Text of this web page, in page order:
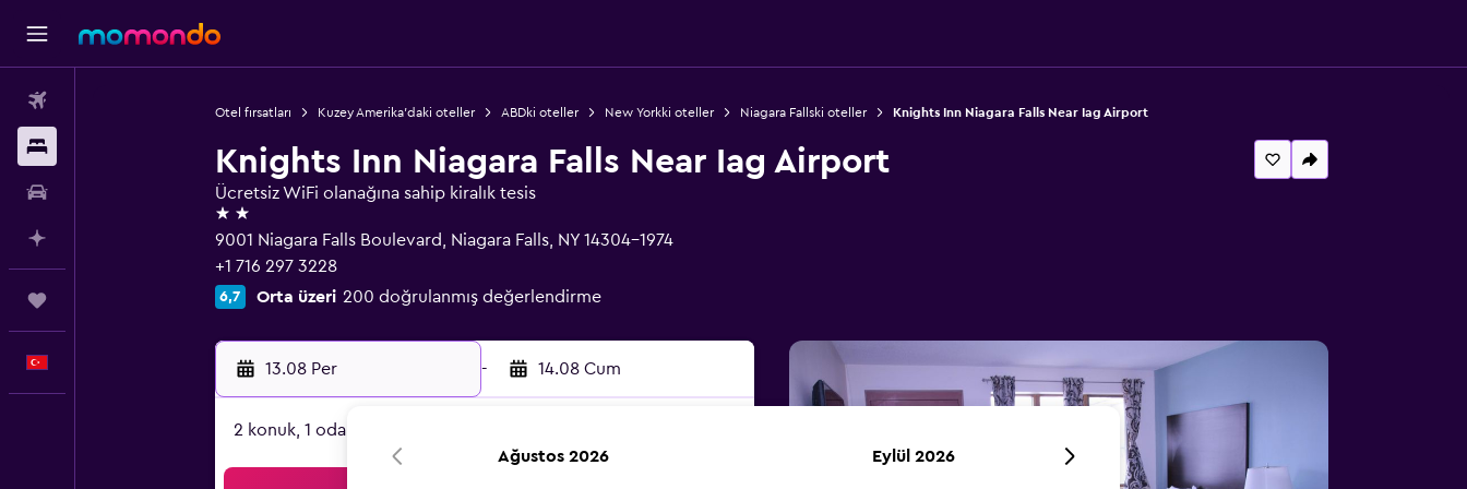
Otel fırsatları Kuzey Amerika'daki oteller ABDki oteller New Yorkki oteller Niagara Fallski oteller Knights Inn Niagara Falls Near Iag Airport
Knights Inn Niagara Falls Near Iag Airport
Ücretsiz WiFi olanağına sahip kiralık tesis
2 yıldız
9001 Niagara Falls Boulevard, Niagara Falls, NY 14304-1974
+1 716 297 3228
6,7 Orta üzeri 200 doğrulanmış değerlendirme
13.08 Per - 14.08 Cum
2 konuk, 1 oda
Ağustos 2026 Eylül 2026